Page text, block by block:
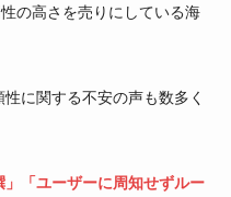
の高さを売りにしている海
に関する不安の声も数多く
」「ユーザーに周知せずルー